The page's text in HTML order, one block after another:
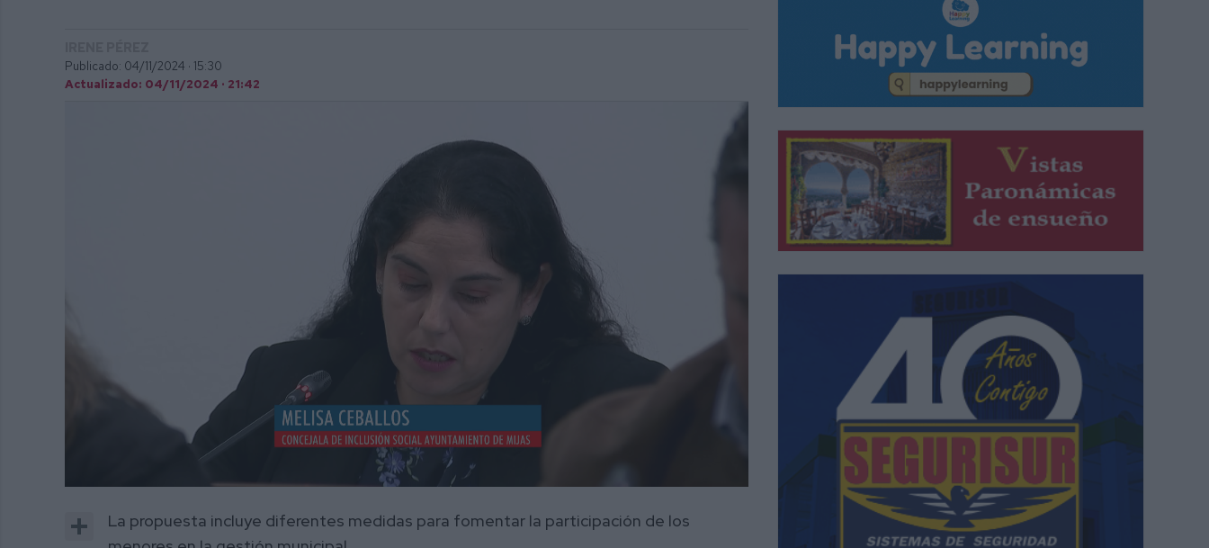
Publicado: 04/11/2024 · 15:30
Actualizado: 04/11/2024 · 21:42
1
minute,
Share
La propuesta incluye diferentes medidas para fomentar la participación de los